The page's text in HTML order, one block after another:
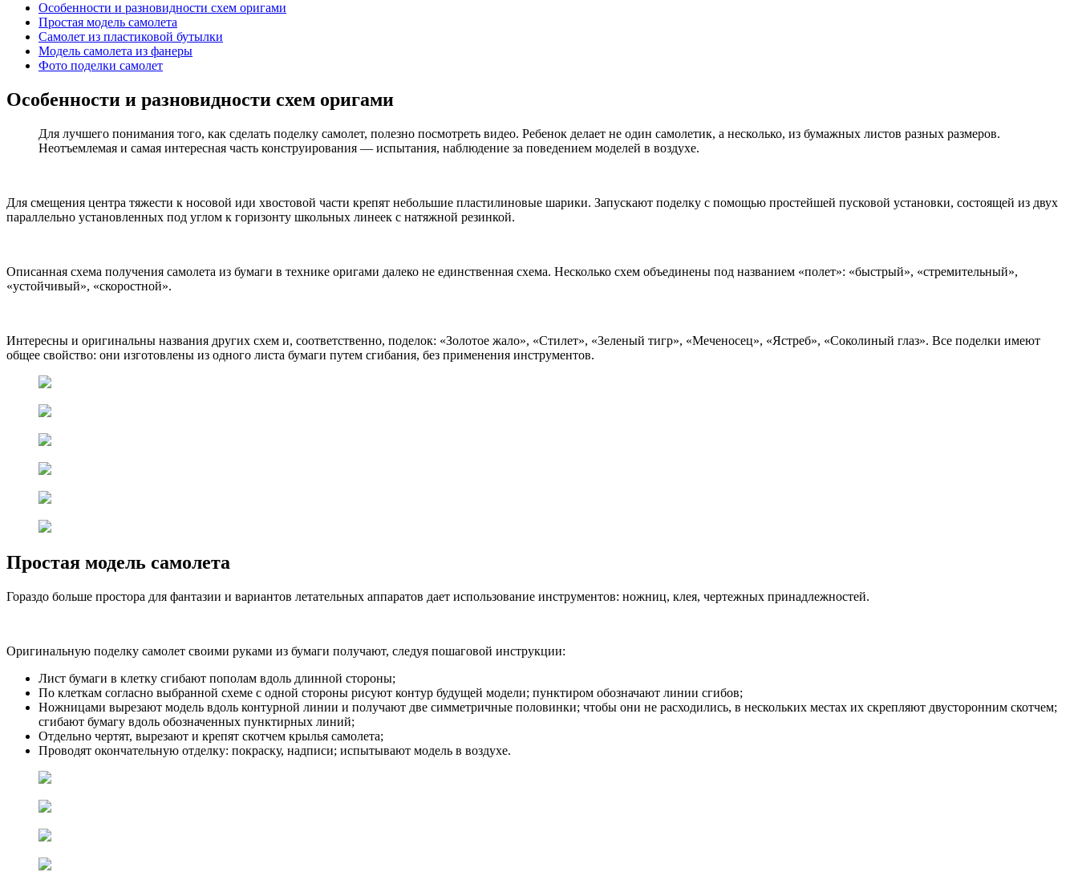
Особенности и разновидности схем оригами
Простая модель самолета
Самолет из пластиковой бутылки
Модель самолета из фанеры
Фото поделки самолет
Особенности и разновидности схем оригами
Для лучшего понимания того, как сделать поделку самолет, полезно посмотреть видео. Ребенок делает не один самолетик, а несколько, из бумажных листов разных размеров.
Неотъемлемая и самая интересная часть конструирования — испытания, наблюдение за поведением моделей в воздухе.
Для смещения центра тяжести к носовой иди хвостовой части крепят небольшие пластилиновые шарики. Запускают поделку с помощью простейшей пусковой установки, состоящей из двух
параллельно установленных под углом к горизонту школьных линеек с натяжной резинкой.
Описанная схема получения самолета из бумаги в технике оригами далеко не единственная схема. Несколько схем объединены под названием «полет»: «быстрый», «стремительный»,
«устойчивый», «скоростной».
Интересны и оригинальны названия других схем и, соответственно, поделок: «Золотое жало», «Стилет», «Зеленый тигр», «Меченосец», «Ястреб», «Соколиный глаз». Все поделки имеют
общее свойство: они изготовлены из одного листа бумаги путем сгибания, без применения инструментов.
Простая модель самолета
Гораздо больше простора для фантазии и вариантов летательных аппаратов дает использование инструментов: ножниц, клея, чертежных принадлежностей.
Оригинальную поделку самолет своими руками из бумаги получают, следуя пошаговой инструкции:
Лист бумаги в клетку сгибают пополам вдоль длинной стороны;
По клеткам согласно выбранной схеме с одной стороны рисуют контур будущей модели; пунктиром обозначают линии сгибов;
Ножницами вырезают модель вдоль контурной линии и получают две симметричные половинки; чтобы они не расходились, в нескольких местах их скрепляют двусторонним скотчем;
сгибают бумагу вдоль обозначенных пунктирных линий;
Отдельно чертят, вырезают и крепят скотчем крылья самолета;
Проводят окончательную отделку: покраску, надписи; испытывают модель в воздухе.